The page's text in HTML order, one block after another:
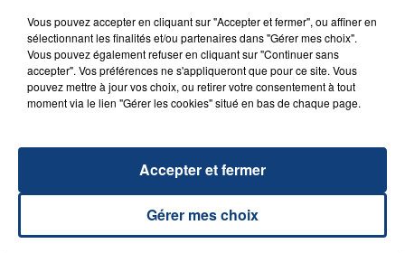
LES LIVES
Vous pouvez accepter en cliquant sur "Accepter et fermer", ou affiner en
sélectionnant les finalités et/ou partenaires dans "Gérer mes choix".
Vous pouvez également refuser en cliquant sur "Continuer sans
accepter". Vos préférences ne s'appliqueront que pour ce site. Vous
pouvez mettre à jour vos choix, ou retirer votre consentement à tout
moment via le lien "Gérer les cookies" situé en bas de chaque page.
Gérer mes choix
Accepter et fermer